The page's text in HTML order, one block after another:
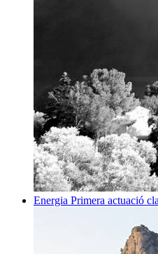
Energia Primera actuació